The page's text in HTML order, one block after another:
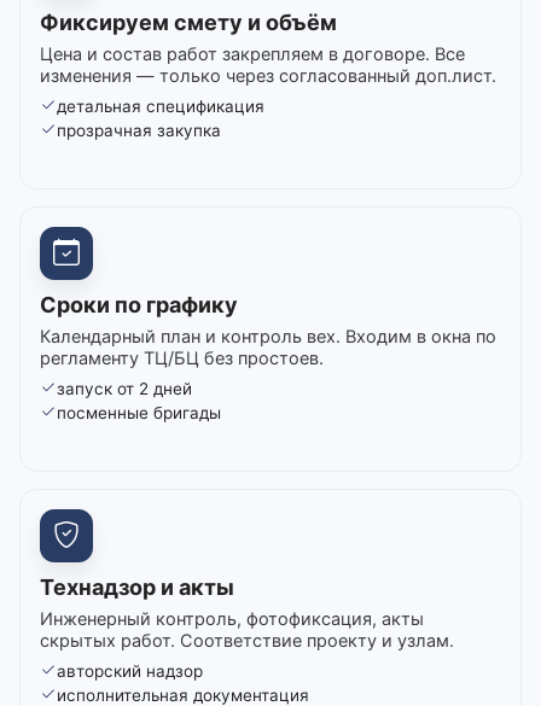
Фиксируем смету и объём
Цена и состав работ закрепляем в договоре. Все
изменения — только через согласованный доп.лист.
детальная спецификация
прозрачная закупка
Сроки по графику
Календарный план и контроль вех. Входим в окна по
регламенту ТЦ/БЦ без простоев.
запуск от 2 дней
посменные бригады
Технадзор и акты
Инженерный контроль, фотофиксация, акты
скрытых работ. Соответствие проекту и узлам.
авторский надзор
исполнительная документация